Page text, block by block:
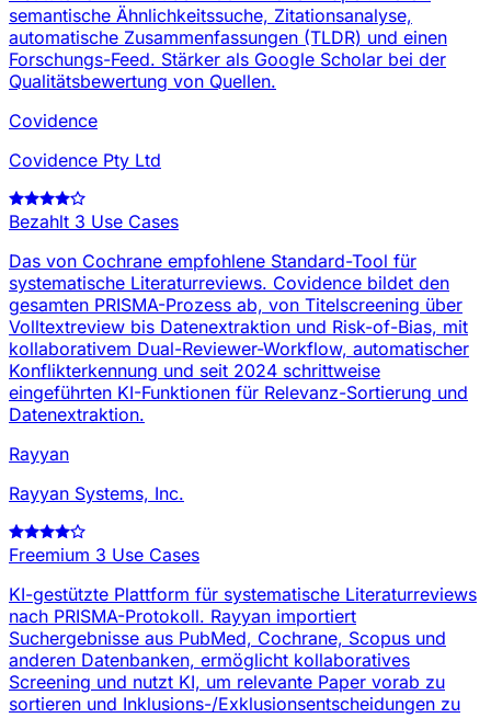
semantische Ähnlichkeitssuche, Zitationsanalyse,
automatische Zusammenfassungen (TLDR) und einen
Forschungs-Feed. Stärker als Google Scholar bei der
Qualitätsbewertung von Quellen.
Covidence
Covidence Pty Ltd
Bezahlt 3 Use Cases
Das von Cochrane empfohlene Standard-Tool für
systematische Literaturreviews. Covidence bildet den
gesamten PRISMA-Prozess ab, von Titelscreening über
Volltextreview bis Datenextraktion und Risk-of-Bias, mit
kollaborativem Dual-Reviewer-Workflow, automatischer
Konflikterkennung und seit 2024 schrittweise
eingeführten KI-Funktionen für Relevanz-Sortierung und
Datenextraktion.
Rayyan
Rayyan Systems, Inc.
Freemium 3 Use Cases
KI-gestützte Plattform für systematische Literaturreviews
nach PRISMA-Protokoll. Rayyan importiert
Suchergebnisse aus PubMed, Cochrane, Scopus und
anderen Datenbanken, ermöglicht kollaboratives
Screening und nutzt KI, um relevante Paper vorab zu
sortieren und Inklusions-/Exklusionsentscheidungen zu